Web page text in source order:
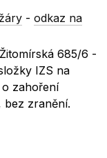
-odkaz na
685/6 -
IZS na
o zahoření
bez zranění.